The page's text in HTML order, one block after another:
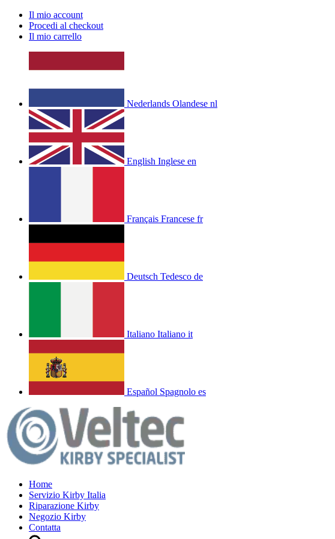
Il mio account
Procedi al checkout
Il mio carrello
Nederlands Olandese nl
English Inglese en
Français Francese fr
Deutsch Tedesco de
Italiano Italiano it
Español Spagnolo es
Home
Servizio Kirby Italia
Riparazione Kirby
Negozio Kirby
Contatta